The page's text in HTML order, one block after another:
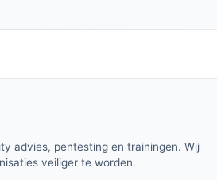
advies, pentesting en trainingen. Wij
veiliger te worden.